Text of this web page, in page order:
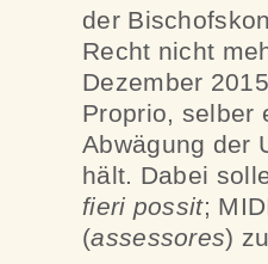
der
Recht nicht
Dezember
Proprio, selber
Abwägung der
hält. Dabei
fieri possit;
(assessores)